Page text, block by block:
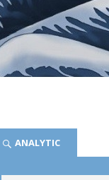
ANALYTIC